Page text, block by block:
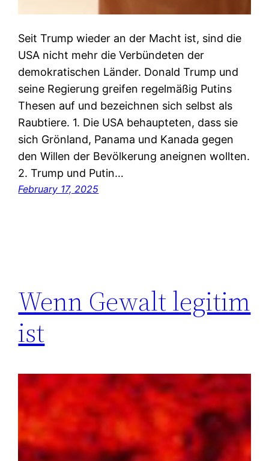
Seit Trump wieder an der Macht ist, sind die
USA nicht mehr die Verbündeten der
demokratischen Länder. Donald Trump und
seine Regierung greifen regelmäßig Putins
Thesen auf und bezeichnen sich selbst als
Raubtiere. 1. Die USA behaupteten, dass sie
sich Grönland, Panama und Kanada gegen
den Willen der Bevölkerung aneignen wollten.
2. Trump und Putin…
February 17, 2025
Wenn Gewalt legitim
ist